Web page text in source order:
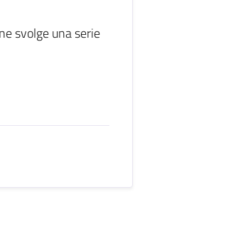
svolge una serie